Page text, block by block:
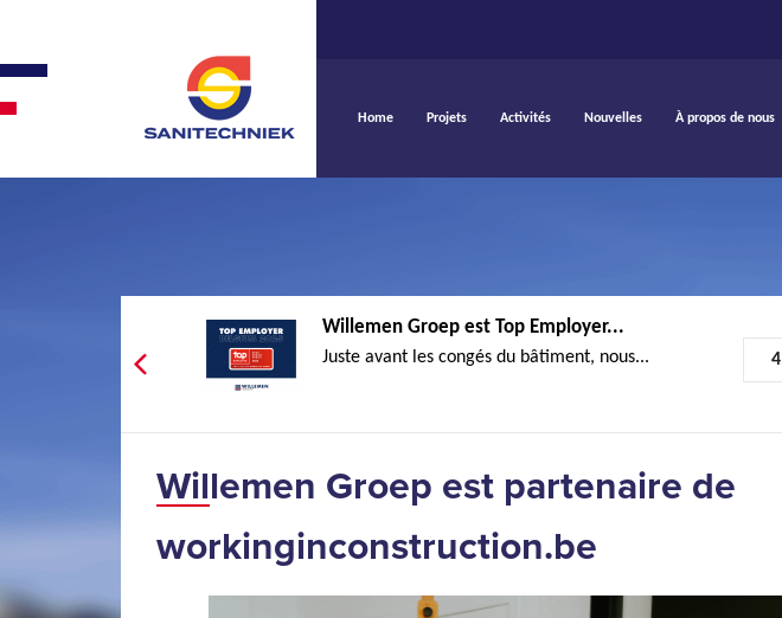
Home Projets Activités Nouvelles À propos de nous
Willemen Groep est Top Employer...
Juste avant les congés du bâtiment, nous... 4
Willemen Groep est partenaire de
workinginconstruction.be